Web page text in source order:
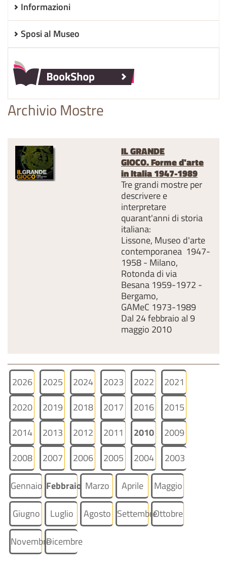
Informazioni
Sposi al Museo
Archivio Mostre
IL GRANDE
GIOCO.Forme d'arte
in Italia 1947-1989
Tre grandi mostre per
descrivere e
interpretare
quarant'anni di storia
italiana:
Lissone, Museo d'arte
contemporanea 1947-
1958 - Milano,
Rotonda di via
Besana 1959-1972 -
Bergamo,
GAMeC 1973-1989
Dal 24 febbraio al 9
maggio 2010
2026 2025 2024 2023 2022
2021
2020
2019 2018 2017 2016
2015
2014
2013 2012 2011 2010
2009
2008
2007 2006 2005 2004 2003
Gennaio Febbraio Marzo Aprile Maggio
Giugno Luglio Agosto SettembreOttobre
NovembreDicembre